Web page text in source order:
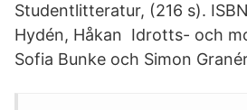
Studentlitteratur, (216 s).
Hydén, Håkan Idrotts- och
Sofia Bunke och Simon